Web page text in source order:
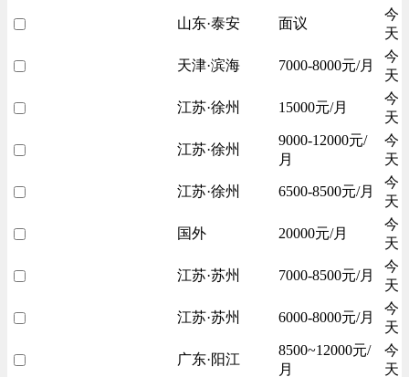
山东·泰安 面议
今
天
天津·滨海 7000-8000元/月
今
天
江苏·徐州 15000元/月
今
天
江苏·徐州
9000-12000元/
月
今
天
江苏·徐州 6500-8500元/月
今
天
国外 20000元/月
今
天
江苏·苏州 7000-8500元/月
今
天
江苏·苏州 6000-8000元/月
今
天
广东·阳江
8500~12000元/
月
今
天